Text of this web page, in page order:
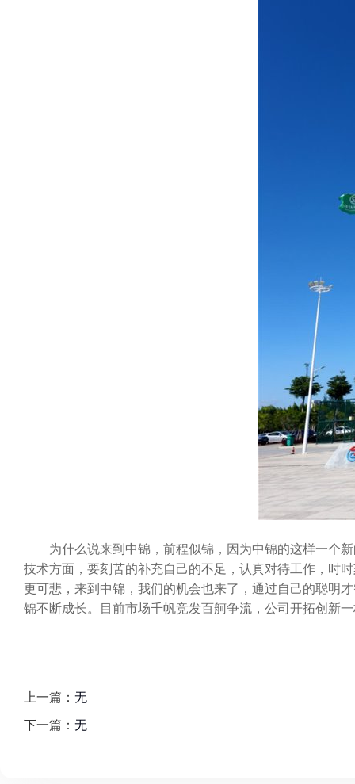
为什么说来到中锦，前程似锦，因为中锦的这样一个新
技术方面，要刻苦的补充自己的不足，认真对待工作，时
更可悲，来到中锦，我们的机会也来了，通过自己的聪明
锦不断成长。目前市场千帆竞发百舸争流，公司开拓创新
上一篇： 无
下一篇： 无